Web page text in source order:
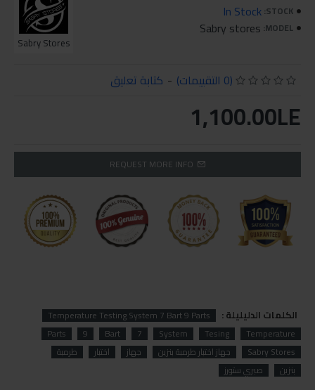
STOCK:
In Stock
MODEL:
Sabry stores
Sabry Stores
(0 التقييمات) - كتابة تعليق
1,100.00LE
REQUEST MORE INFO
الكلمات الدليليلة :
Temperature Testing System 7 Bart 9 Parts
Temperature
Tesing
System
7
Bart
9
Parts
Sabry Stores
جهاز اختبار طرمبة بنزين جهاز اختبار
طرمبة
بنزين
صبري ستورز